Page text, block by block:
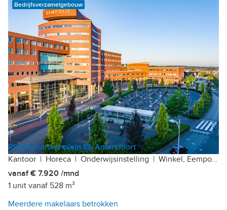
Bedrijfsverzamelgebouw
Piet Mondriaanplein 13, Amersfoort
Kantoor | Horeca | Onderwijsinstelling | Winkel, Eempolis
vanaf € 7.920 /mnd
1 unit vanaf 528 m²
Meerdere makelaars betrokken